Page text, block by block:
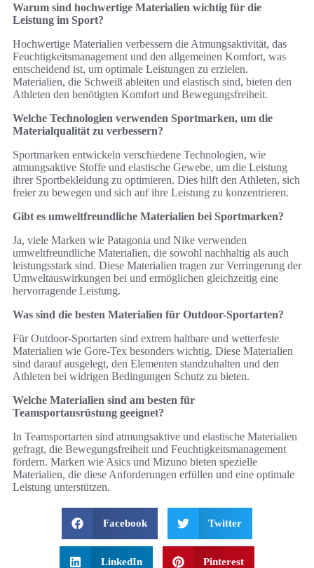
Warum sind hochwertige Materialien wichtig für die
Leistung im Sport?
Hochwertige Materialien verbessern die Atmungsaktivität, das
Feuchtigkeitsmanagement und den allgemeinen Komfort, was
entscheidend ist, um optimale Leistungen zu erzielen.
Materialien, die Schweiß ableiten und elastisch sind, bieten den
Athleten den benötigten Komfort und Bewegungsfreiheit.
Welche Technologien verwenden Sportmarken, um die
Materialqualität zu verbessern?
Sportmarken entwickeln verschiedene Technologien, wie
atmungsaktive Stoffe und elastische Gewebe, um die Leistung
ihrer Sportbekleidung zu optimieren. Dies hilft den Athleten, sich
freier zu bewegen und sich auf ihre Leistung zu konzentrieren.
Gibt es umweltfreundliche Materialien bei Sportmarken?
Ja, viele Marken wie Patagonia und Nike verwenden
umweltfreundliche Materialien, die sowohl nachhaltig als auch
leistungsstark sind. Diese Materialien tragen zur Verringerung der
Umweltauswirkungen bei und ermöglichen gleichzeitig eine
hervorragende Leistung.
Was sind die besten Materialien für Outdoor-Sportarten?
Für Outdoor-Sportarten sind extrem haltbare und wetterfeste
Materialien wie Gore-Tex besonders wichtig. Diese Materialien
sind darauf ausgelegt, den Elementen standzuhalten und den
Athleten bei widrigen Bedingungen Schutz zu bieten.
Welche Materialien sind am besten für
Teamsportausrüstung geeignet?
In Teamsportarten sind atmungsaktive und elastische Materialien
gefragt, die Bewegungsfreiheit und Feuchtigkeitsmanagement
fördern. Marken wie Asics und Mizuno bieten spezielle
Materialien, die diese Anforderungen erfüllen und eine optimale
Leistung unterstützen.
Facebook Twitter
LinkedIn Pinterest